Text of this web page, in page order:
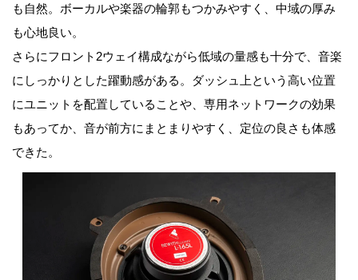
も自然。ボーカルや楽器の輪郭もつかみやすく、中域の厚み
も心地良い。
さらにフロント2ウェイ構成ながら低域の量感も十分で、音楽
にしっかりとした躍動感がある。ダッシュ上という高い位置
にユニットを配置していることや、専用ネットワークの効果
もあってか、音が前方にまとまりやすく、定位の良さも体感
できた。